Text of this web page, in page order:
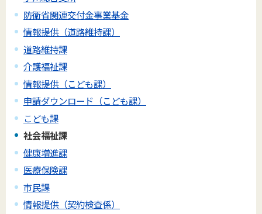
防衛省関連交付金事業基金
情報提供（道路維持課）
道路維持課
介護福祉課
情報提供（こども課）
申請ダウンロード（こども課）
こども課
社会福祉課
健康増進課
医療保険課
市民課
情報提供（契約検査係）